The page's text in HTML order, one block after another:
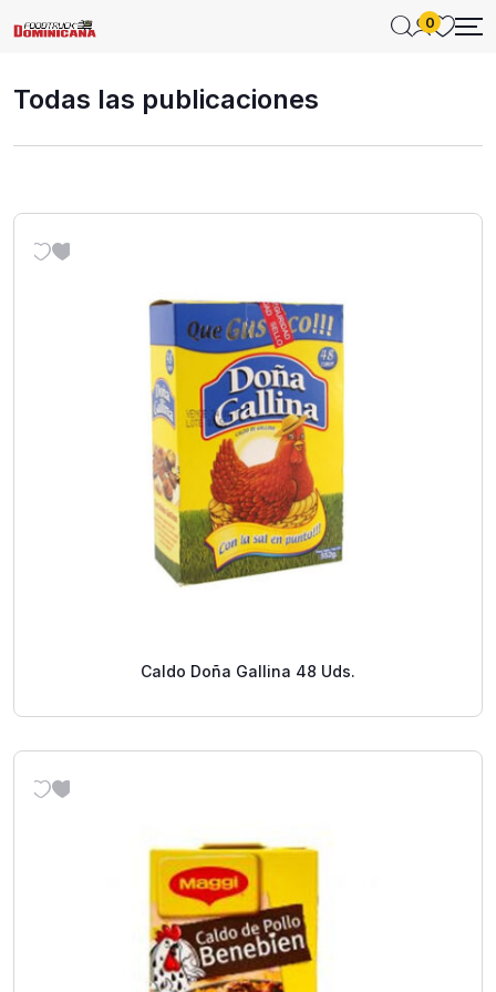
0
Todas las publicaciones
Caldo Doña Gallina 48 Uds.